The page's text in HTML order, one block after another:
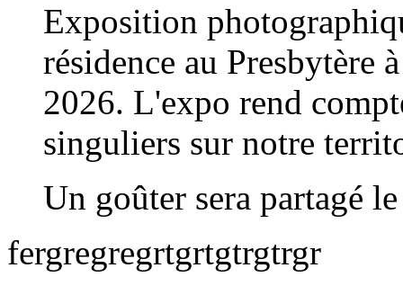
Exposition
résidence au Presbytère
2026. L'expo rend
singuliers sur notre
Un goûter sera partagé
fergregregrtgrtgtrgtrgr